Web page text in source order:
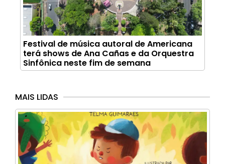
Festival de música autoral de Americana
terá shows de Ana Cañas e da Orquestra
Sinfônica neste fim de semana
MAIS LIDAS